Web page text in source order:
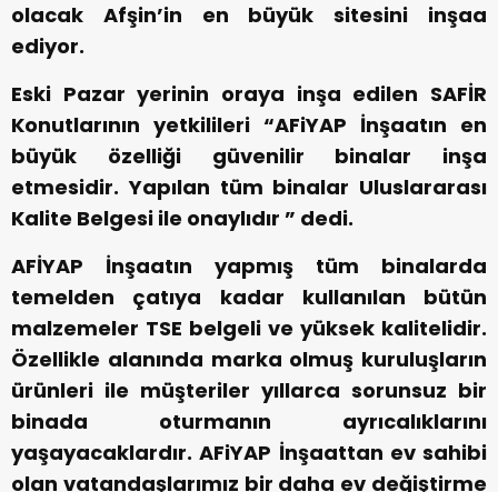
olacak Afşin’in en büyük sitesini inşaa
ediyor.
Eski Pazar yerinin oraya inşa edilen SAFİR
Konutlarının yetkilileri “AFiYAP İnşaatın en
büyük özelliği güvenilir binalar inşa
etmesidir. Yapılan tüm binalar Uluslararası
Kalite Belgesi ile onaylıdır ” dedi.
AFİYAP İnşaatın yapmış tüm binalarda
temelden çatıya kadar kullanılan bütün
malzemeler TSE belgeli ve yüksek kalitelidir.
Özellikle alanında marka olmuş kuruluşların
ürünleri ile müşteriler yıllarca sorunsuz bir
binada oturmanın ayrıcalıklarını
yaşayacaklardır. AFiYAP İnşaattan ev sahibi
olan vatandaşlarımız bir daha ev değiştirme